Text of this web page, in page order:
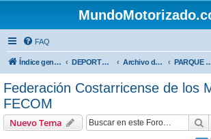
FAQ
Índice general DEPORTES NACIONALES Archivo deportes nacionales PARQUE VIVA - ANTIGUO
Federación Costarricense de los
FECOM
Nuevo Tema